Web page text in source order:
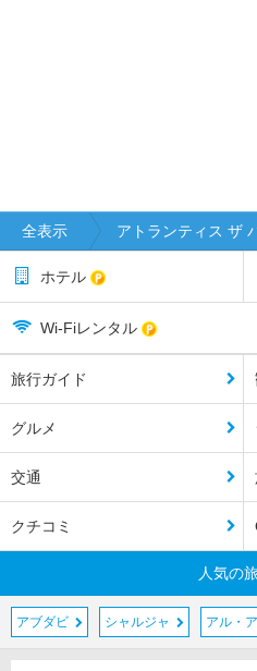
全表示 アトランティス ザ
ホテル
Wi-Fiレンタル
旅行ガイド
グルメ
交通
クチコミ
人気の
アブダビ シャルジャ アル・